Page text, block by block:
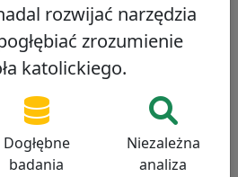
profil
30/100
rozwijać narzędzia
zrozumienie
katolickiego.
Dogłębne
badania
Niezależna
analiza